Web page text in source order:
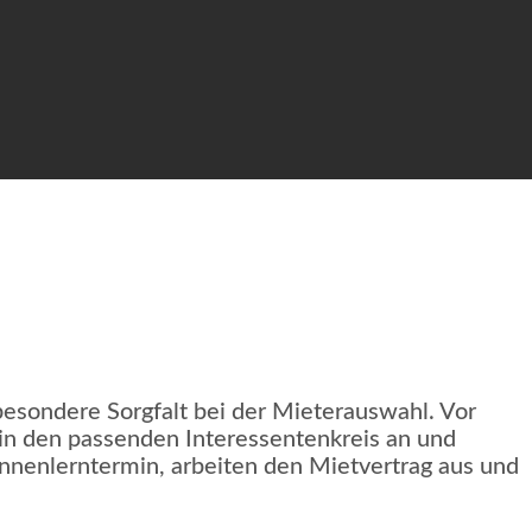
Sorgfalt bei der Mieterauswahl. Vor
passenden Interessentenkreis an und
arbeiten den Mietvertrag aus und